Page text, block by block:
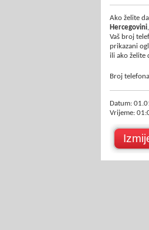
Ako želite
Hercegovini
Vaš broj
prikazani
ili ako želite
Broj
Datum:
Vrijeme: